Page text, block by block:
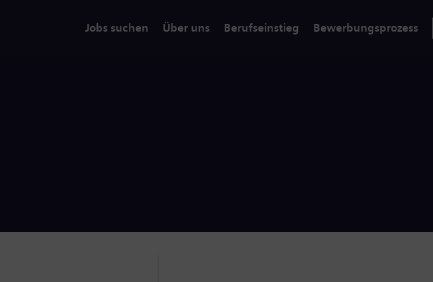
Jobs suchen Über uns Berufseinstieg Bewerbungsprozess